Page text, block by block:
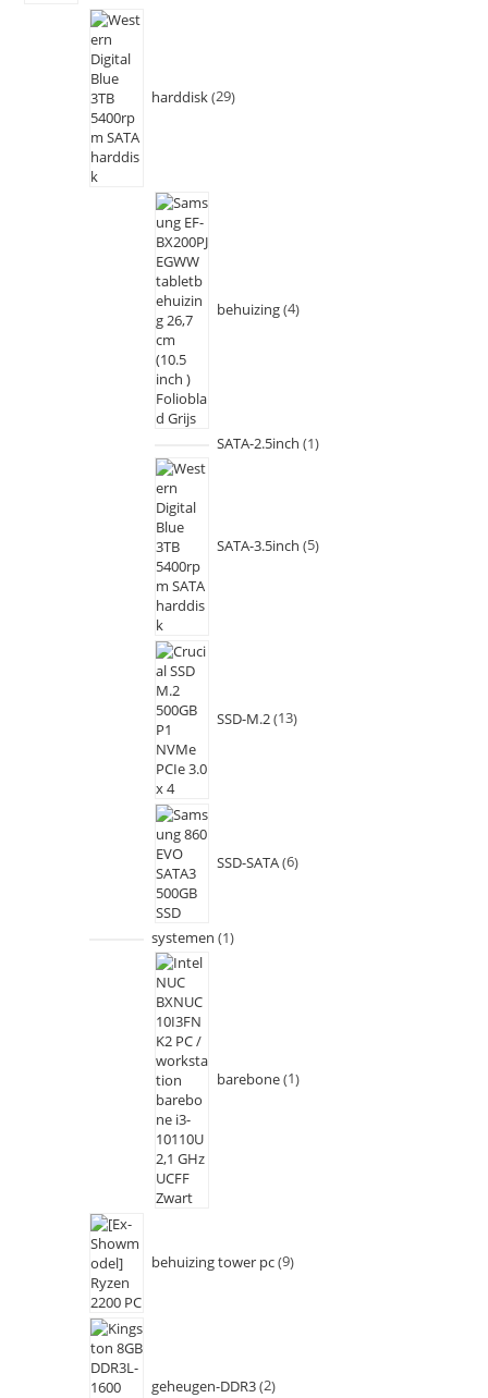
harddisk 29
behuizing 4
SATA-2.5inch 1
SATA-3.5inch 5
SSD-M.2 13
SSD-SATA 6
systemen 1
barebone 1
behuizing tower pc 9
geheugen-DDR3 2